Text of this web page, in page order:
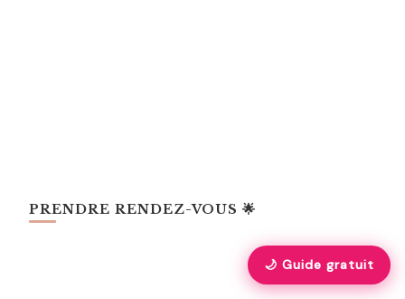
🌙 Guide gratuit
PRENDRE RENDEZ-VOUS 🌟